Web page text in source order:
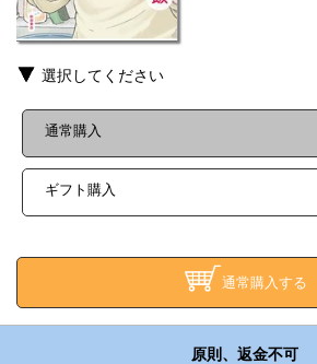
選択してください
通常購入
ギフト購入
通常購入する
原則、返金不可